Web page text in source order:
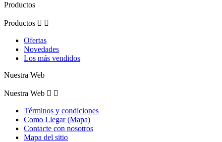
Productos
Productos  
Ofertas
Novedades
Los más vendidos
Nuestra Web
Nuestra Web  
Términos y condiciones
Como Llegar (Mapa)
Contacte con nosotros
Mapa del sitio